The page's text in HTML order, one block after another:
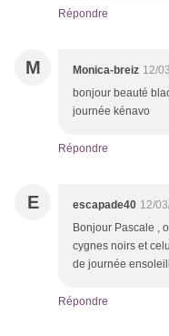
Répondre
M Monica-breiz 12/
bonjour beauté
journée kénavo
Répondre
E escapade40 12/
Bonjour Pascale ,
cygnes noirs et
de journée
Répondre